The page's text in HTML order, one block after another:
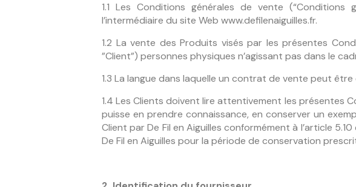
1.1 Les Conditions générales de vente (“Conditions
l’intermédiaire du site Web www.defilenaiguilles.fr.
1.2 La vente des Produits visés par les présentes
”Client”) personnes physiques n’agissant pas dans le
1.3 La langue dans laquelle un contrat de vente peut
1.4 Les Clients doivent lire attentivement les présentes
puisse en prendre connaissance, en conserver un
Client par De Fil en Aiguilles conformément à l’article
De Fil en Aiguilles pour la période de conservation